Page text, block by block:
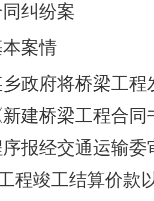
纠纷案
案情
府将桥梁工程
建桥梁工程合同
报经交通运输
程竣工结算价款